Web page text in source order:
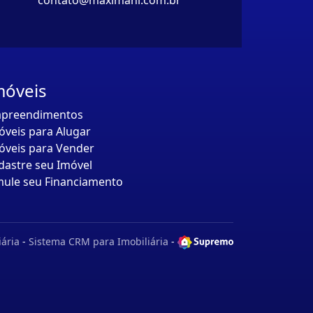
para Alugar
para Vender
seu Imóvel
seu Financiamento
- Sistema CRM para Imobiliária -